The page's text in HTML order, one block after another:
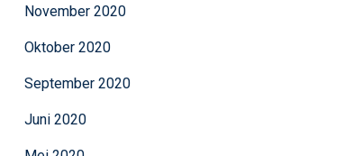
November 2020
Oktober 2020
September 2020
Juni 2020